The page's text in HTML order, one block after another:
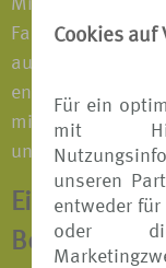
Cookies auf
Für ein
mit
unseren
entweder
oder
Mitglied einer
auf jeder Reise,
entfernt ist,
mit der Familie
und
Eine
Beispiel*: